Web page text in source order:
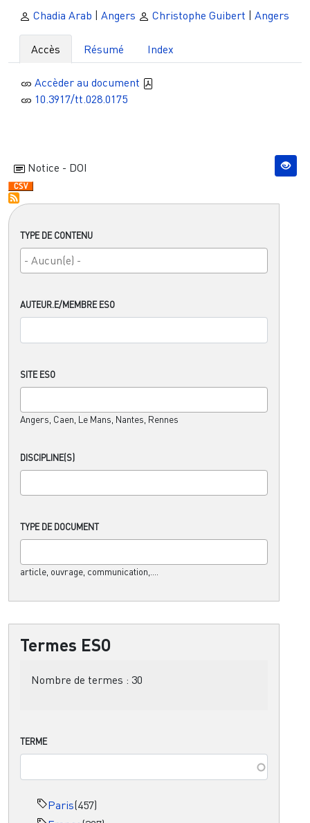
TYPE DE CONTENU
AUTEUR.E/MEMBRE ESO
SITE ESO
Angers, Caen, Le Mans, Nantes, Rennes
DISCIPLINE(S)
TYPE DE DOCUMENT
article, ouvrage, communication,....
Termes ESO
Nombre de termes : 30
TERME
Paris(457)
Chadia Arab | Angers Christophe Guibert | Angers
Accès Résumé Index
Accèder au document
10.3917/tt.028.0175
Notice - DOI